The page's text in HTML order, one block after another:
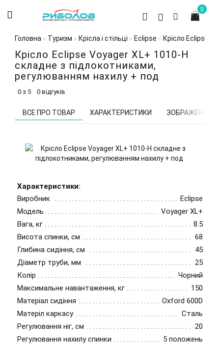
0
Головна Туризм Крісла і стільці Eclipse Крісло Eclipse
Крісло Eclipse Voyager XL+ 1010-H
складне з підлокотниками,
регулюванням нахилу + под
0 з 5 0 відгуків
ВСЕ ПРО ТОВАР ХАРАКТЕРИСТИКИ ЗОБРАЖЕННЯ
Характеристики:
Виробник
Eclipse
Модель
Voyager XL+
Вага, кг
8.5
Висота спинки, см
68
Глибина сидіння, см
45
Діаметр труби, мм
25
Колір
Чорний
Максимальне навантаження, кг
150
Матеріал сидіння
Oxford 600D
Матеріл каркасу
Сталь
Регулювання ніг, см
20
Регулювання нахилу спинки
5 положень